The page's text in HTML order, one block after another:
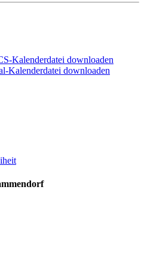
Kalenderdatei downloaden
Kalenderdatei downloaden